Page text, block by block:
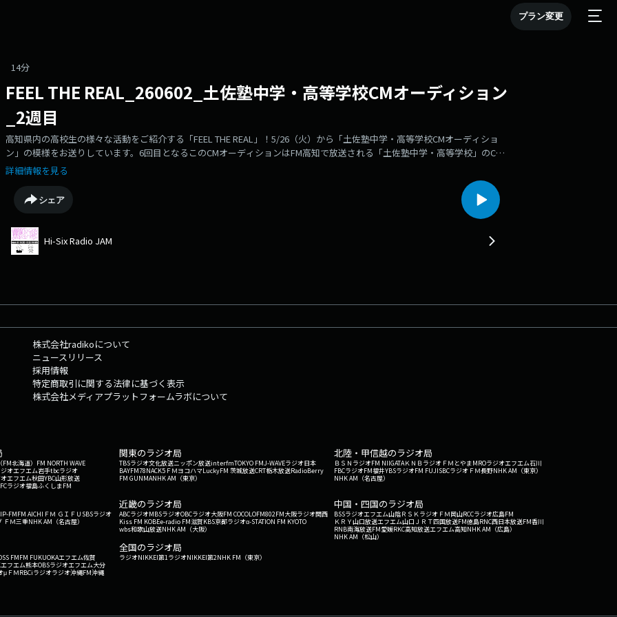
プラン変更
14分
FEEL THE REAL_260602_土佐塾中学・高等学校CMオーディション
_2週目
高知県内の高校生の様々な活動をご紹介する「FEEL THE REAL」！5/26（火）から「土佐塾中学・高等学校CMオーディショ
ン」の模様をお送りしています。6回目となるこのCMオーディションはFM高知で放送される「土佐塾中学・高等学校」のCM
を制作するにあたってそのCMのナレーションを担当する生徒の皆さんを選抜するもの！2週目（6/2放送）も個性豊かな生徒
さんが登場！素晴らしいナレーションを披露してくれました！
詳細情報を見る
シェア
Hi-Six Radio JAM
株式会社radikoについて
ニュースリリース
採用情報
特定商取引に関する法律に基づく表示
株式会社メディアプラットフォームラボについて
北海道） FM NORTH WAVE
オエフエム岩手tbcラジオ
エフエム秋田YBC山形放送
ラジオ福島ふくしまFM
関東のラジオ局
TBSラジオ文化放送ニッポン放送interfmTOKYO FMJ-WAVEラジオ日本
BAYFM78NACK5 ＦＭヨコハマLuckyFM 茨城放送CRT栃木放送RadioBerry
FM GUNMANHK AM（東京）
北陸・甲信越のラジオ局
ＢＳＮラジオFM NIIGATAＫＮＢラジオ ＦＭとやまMROラジオエフエム石川
FBCラジオFM福井YBSラジオFM FUJISBCラジオ ＦＭ長野NHK AM（東京）
NHK AM（名古屋）
FMFM AICHI ＦＭ ＧＩＦＵ SBSラジオ
ＦＭ三重NHK AM（名古屋）
近畿のラジオ局
ABCラジオMBSラジオOBCラジオ大阪FM COCOLOFM802FM大阪ラジオ関西
Kiss FM KOBEe-radio FM滋賀KBS京都ラジオα-STATION FM KYOTO
wbs和歌山放送NHK AM（大阪）
中国・四国のラジオ局
BSSラジオエフエム山陰ＲＳＫラジオ ＦＭ岡山RCCラジオ広島FM
ＫＲＹ山口放送エフエム山口 ＪＲＴ四国放送FM徳島RNC西日本放送FM香川
RNB南海放送FM愛媛RKC高知放送エフエム高知NHK AM（広島）
NHK AM（松山）
FMFM FUKUOKAエフエム佐賀
フエム熊本OBSラジオエフエム大分
μＦＭRBCiラジオラジオ沖縄FM沖縄
全国のラジオ局
ラジオNIKKEI第1ラジオNIKKEI第2NHK FM（東京）